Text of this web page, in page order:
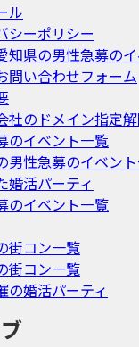
ル
シーポリシー
知県の男性急募の
問い合わせフォーム
社のドメイン指定
のイベント一覧
男性急募のイベン
婚活パーティ
のイベント一覧
街コン一覧
街コン一覧
の婚活パーティ